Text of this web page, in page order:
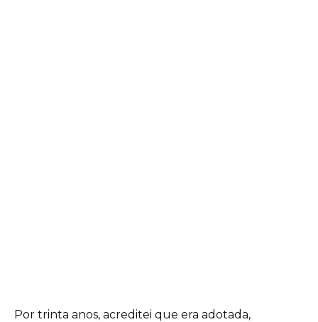
Por trinta anos, acreditei que era adotada,